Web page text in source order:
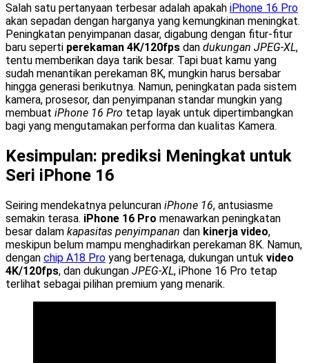
Salah satu pertanyaan terbesar adalah apakah iPhone 16 Pro
akan sepadan dengan harganya yang kemungkinan meningkat.
Peningkatan penyimpanan dasar, digabung dengan fitur-fitur
baru seperti perekaman 4K/120fps dan dukungan JPEG-XL,
tentu memberikan daya tarik besar. Tapi buat kamu yang
sudah menantikan perekaman 8K, mungkin harus bersabar
hingga generasi berikutnya. Namun, peningkatan pada sistem
kamera, prosesor, dan penyimpanan standar mungkin yang
membuat iPhone 16 Pro tetap layak untuk dipertimbangkan
bagi yang mengutamakan performa dan kualitas Kamera.
Kesimpulan: prediksi Meningkat untuk
Seri iPhone 16
Seiring mendekatnya peluncuran iPhone 16, antusiasme
semakin terasa. iPhone 16 Pro menawarkan peningkatan
besar dalam kapasitas penyimpanan dan kinerja video,
meskipun belum mampu menghadirkan perekaman 8K. Namun,
dengan chip A18 Pro yang bertenaga, dukungan untuk video
4K/120fps, dan dukungan JPEG-XL, iPhone 16 Pro tetap
terlihat sebagai pilihan premium yang menarik.